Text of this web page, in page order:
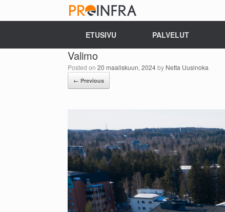
ETUSIVU PALVELUT
Valimo
Posted on 20 maaliskuun, 2024by Netta Uusinoka
← Previous